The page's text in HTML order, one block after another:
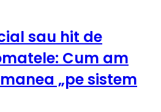
sau hit de
Cum am
„pe sistem